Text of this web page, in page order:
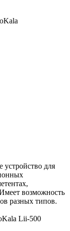
устройство для
возможность
разных типов.
Lii-500